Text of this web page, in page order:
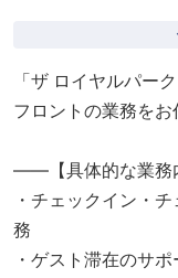
「ザ ロイヤルパー
フロントの業務をお
――【具体的な業務
・チェックイン・
務
・ゲスト滞在のサ